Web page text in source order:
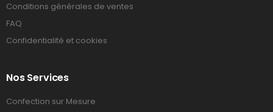
Conditions générales de ventes
FAQ
Confidentialité et cookies
Nos Services
Confection sur Mesure